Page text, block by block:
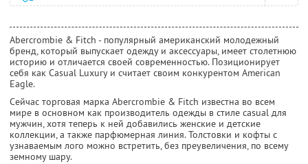
Abercrombie & Fitch - популярный американский молодежный
бренд, который выпускает одежду и аксессуары, имеет столетнюю
историю и отличается своей современностью. Позиционирует
себя как Casual Luxury и считает своим конкурентом American
Eagle.
Сейчас торговая марка Abercrombie & Fitch известна во всем
мире в основном как производитель одежды в стиле casual для
мужчин, хотя теперь к ней добавились женские и детские
коллекции, а также парфюмерная линия. Толстовки и кофты с
узнаваемым лого можно встретить, без преувеличения, по всему
земному шару.